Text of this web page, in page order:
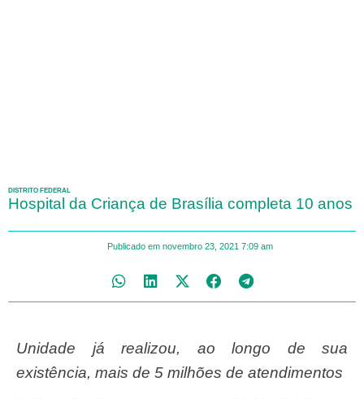
DISTRITO FEDERAL
Hospital da Criança de Brasília completa 10 anos
Publicado em novembro 23, 2021 7:09 am
Unidade já realizou, ao longo de sua
existência, mais de 5 milhões de atendimentos